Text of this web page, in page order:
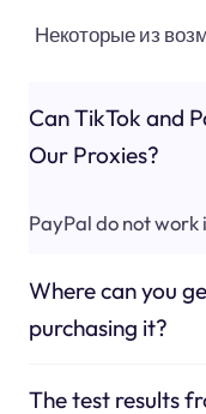
Некоторые из
Can TikTok and
Our Proxies?
PayPal do not
Where can you
purchasing it?
The test results